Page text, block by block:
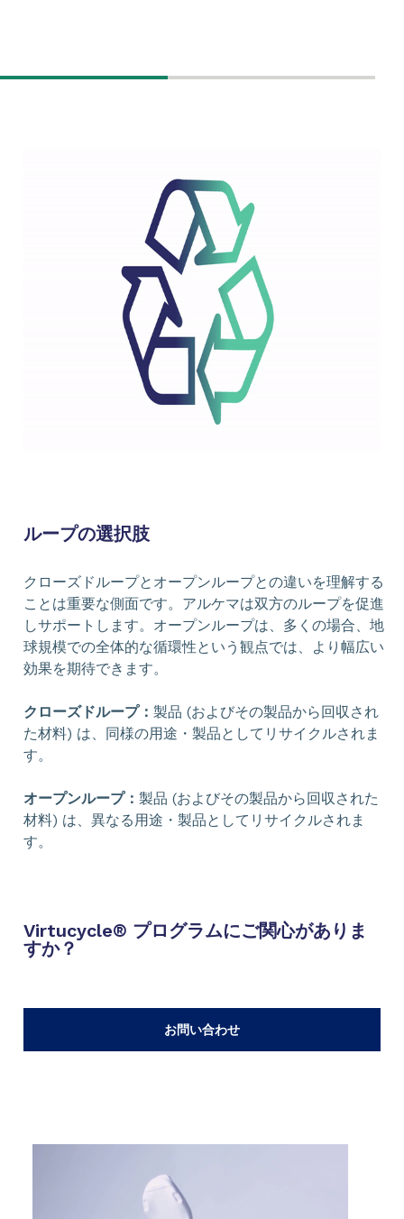
ループの選択肢
クローズドループとオープンループとの違いを理解する
ことは重要な側面です。アルケマは双方のループを促進
しサポートします。オープンループは、多くの場合、地
球規模での全体的な循環性という観点では、より幅広い
効果を期待できます。
クローズドループ： 製品 (およびその製品から回収され
た材料) は、同様の用途・製品としてリサイクルされま
す。
オープンループ： 製品 (およびその製品から回収された
材料) は、異なる用途・製品としてリサイクルされま
す。
Virtucycle® プログラムにご関心がありま
すか？
お問い合わせ